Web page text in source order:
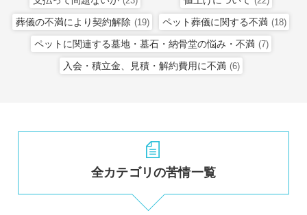
葬儀の不満により契約解除 (19) ペット葬儀に関する不満 (18)
ペットに関連する墓地・墓石・納骨堂の悩み・不満 (7)
入会・積立金、見積・解約費用に不満 (6)
全カテゴリの苦情一覧